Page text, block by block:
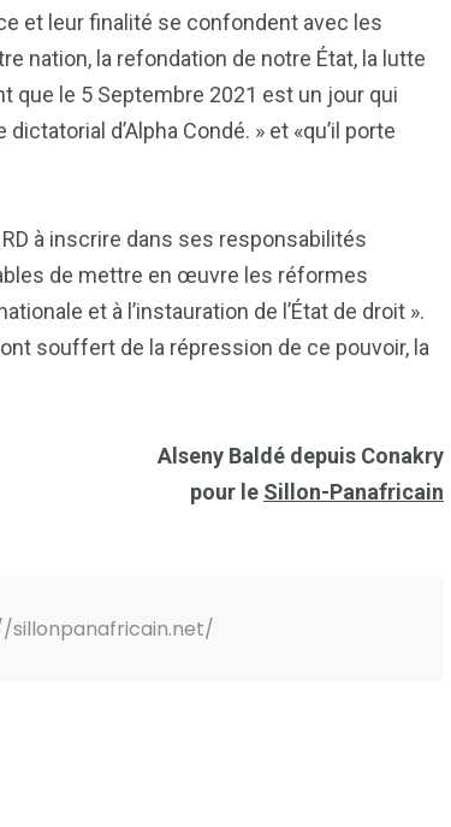
et leur finalité se confondent avec les
nation, la refondation de notre État, la lutte
que le 5 Septembre 2021 est un jour qui
d’Alpha Condé. » et «qu’il porte
à inscrire dans ses responsabilités
de mettre en œuvre les réformes
et à l’instauration de l’État de droit ».
souffert de la répression de ce pouvoir, la
Alseny Baldé depuis Conakry
pour le Sillon-Panafricain
sillonpanafricain.net/